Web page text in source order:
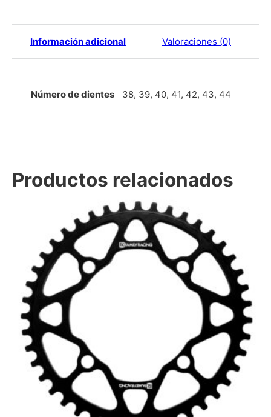
Información adicional Valoraciones (0)
Número de dientes 38, 39, 40, 41, 42, 43, 44
Productos relacionados